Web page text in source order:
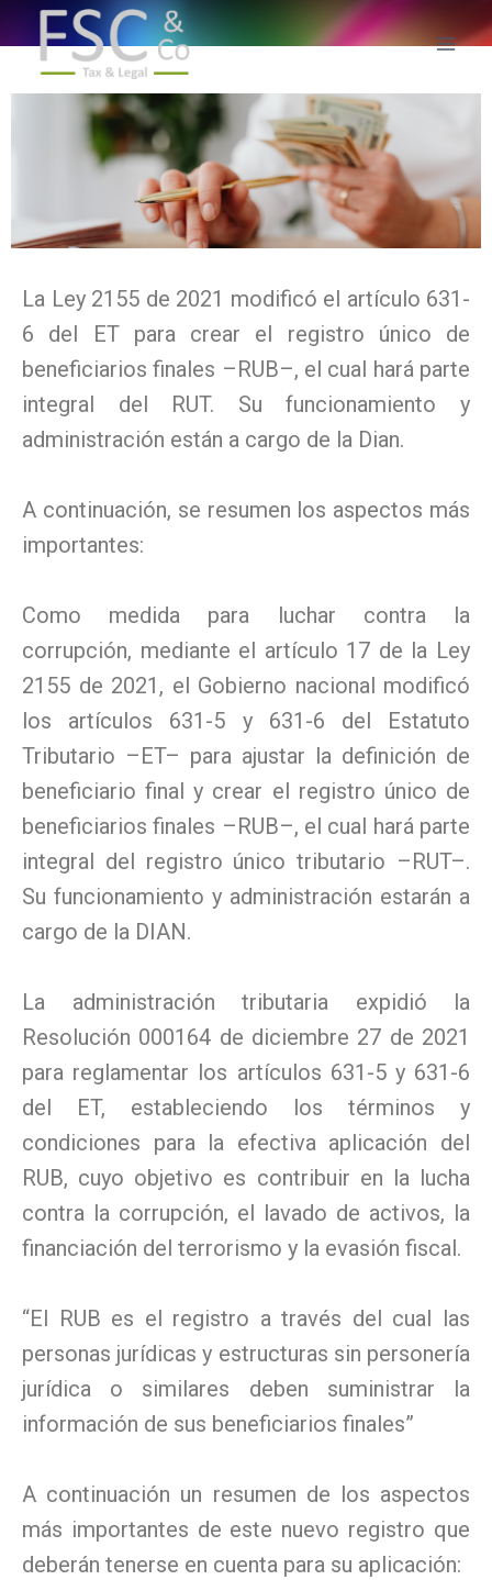
La Ley 2155 de 2021 modificó el artículo 631-
6 del ET para crear el registro único de
beneficiarios finales –RUB–, el cual hará parte
integral del RUT. Su funcionamiento y
administración están a cargo de la Dian.
A continuación, se resumen los aspectos más
importantes:
Como medida para luchar contra la
corrupción, mediante el artículo 17 de la Ley
2155 de 2021, el Gobierno nacional modificó
los artículos 631-5 y 631-6 del Estatuto
Tributario –ET– para ajustar la definición de
beneficiario final y crear el registro único de
beneficiarios finales –RUB–, el cual hará parte
integral del registro único tributario –RUT–.
Su funcionamiento y administración estarán a
cargo de la DIAN.
La administración tributaria expidió la
Resolución 000164 de diciembre 27 de 2021
para reglamentar los artículos 631-5 y 631-6
del ET, estableciendo los términos y
condiciones para la efectiva aplicación del
RUB, cuyo objetivo es contribuir en la lucha
contra la corrupción, el lavado de activos, la
financiación del terrorismo y la evasión fiscal.
“El RUB es el registro a través del cual las
personas jurídicas y estructuras sin personería
jurídica o similares deben suministrar la
información de sus beneficiarios finales”
A continuación un resumen de los aspectos
más importantes de este nuevo registro que
deberán tenerse en cuenta para su aplicación: